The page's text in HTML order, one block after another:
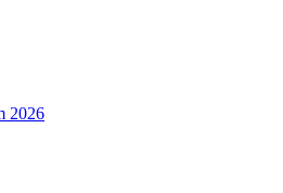
2026